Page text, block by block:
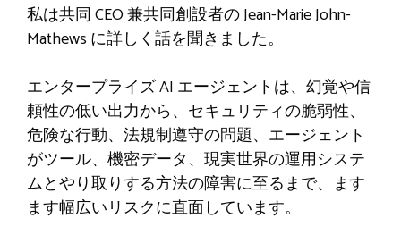
私は共同 CEO 兼共同創設者の Jean-Marie John-
Mathews に詳しく話を聞きました。
エンタープライズ AI エージェントは、幻覚や信
頼性の低い出力から、セキュリティの脆弱性、
危険な行動、法規制遵守の問題、エージェント
がツール、機密データ、現実世界の運用システ
ムとやり取りする方法の障害に至るまで、ます
ます幅広いリスクに直面しています。